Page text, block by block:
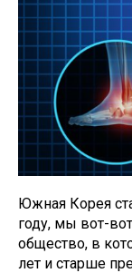
Южная Корея
году, мы вот-
общество, в
лет и старше